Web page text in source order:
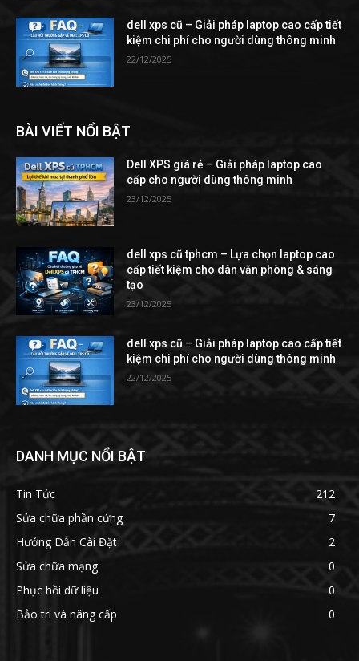
dell xps cũ – Giải pháp laptop cao cấp tiết
kiệm chi phí cho người dùng thông minh
22/12/2025
BÀI VIẾT NỔI BẬT
Dell XPS giá rẻ – Giải pháp laptop cao
cấp cho người dùng thông minh
23/12/2025
dell xps cũ tphcm – Lựa chọn laptop cao
cấp tiết kiệm cho dân văn phòng & sáng
tạo
23/12/2025
dell xps cũ – Giải pháp laptop cao cấp tiết
kiệm chi phí cho người dùng thông minh
22/12/2025
DANH MỤC NỔI BẬT
Tin Tức
212
Sửa chữa phần cứng
7
Hướng Dẫn Cài Đặt
2
Sửa chữa mạng
0
Phục hồi dữ liệu
0
Bảo trì và nâng cấp
0